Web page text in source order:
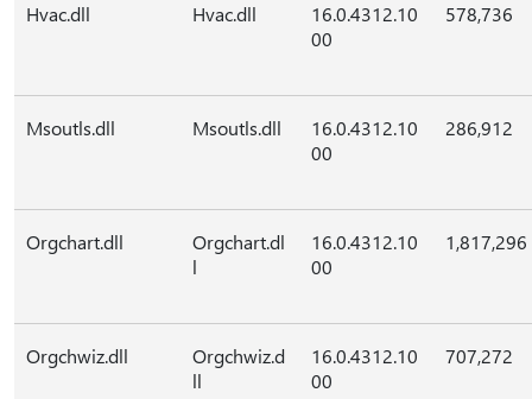
Hvac.dll Hvac.dll
16.0.4312.10
00
578,736
Msoutls.dll Msoutls.dll
16.0.4312.10
00
286,912
Orgchart.dll
Orgchart.dl
l
16.0.4312.10
00
1,817,296
Orgchwiz.dll
Orgchwiz.d
ll
16.0.4312.10
00
707,272